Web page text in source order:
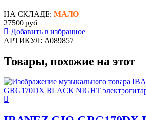
НА СКЛАДЕ: МАЛО
27500 руб
Добавить в избранное
АРТИКУЛ: A089857
Товары, похожие на этот